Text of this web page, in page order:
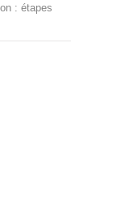
: étapes